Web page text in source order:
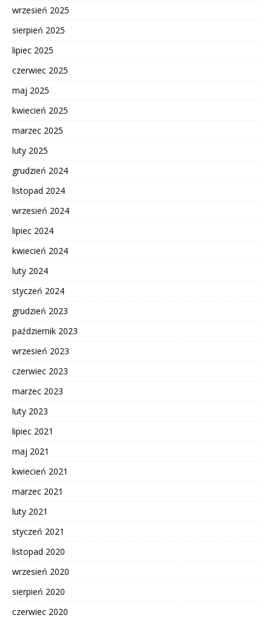
wrzesień 2025
sierpień 2025
lipiec 2025
czerwiec 2025
maj 2025
kwiecień 2025
marzec 2025
luty 2025
grudzień 2024
listopad 2024
wrzesień 2024
lipiec 2024
kwiecień 2024
luty 2024
styczeń 2024
grudzień 2023
październik 2023
wrzesień 2023
czerwiec 2023
marzec 2023
luty 2023
lipiec 2021
maj 2021
kwiecień 2021
marzec 2021
luty 2021
styczeń 2021
listopad 2020
wrzesień 2020
sierpień 2020
czerwiec 2020